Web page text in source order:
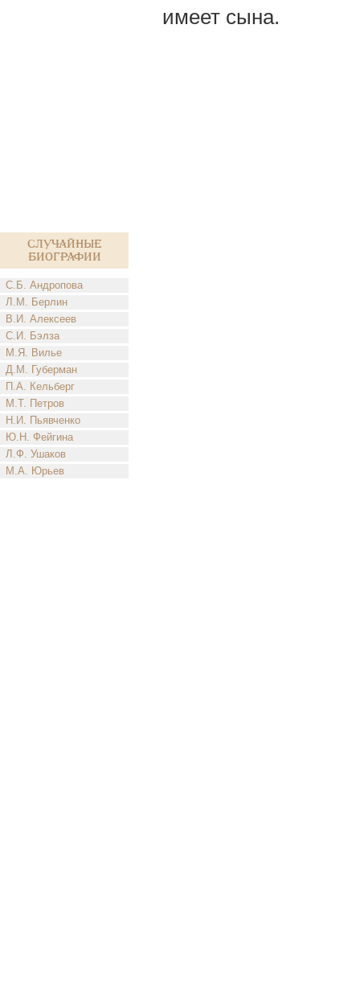
Случайные
биографии
С.Б. Андропова
Л.М. Берлин
В.И. Алексеев
С.И. Бэлза
М.Я. Вилье
Д.М. Губерман
П.А. Кельберг
М.Т. Петров
Н.И. Пьявченко
Ю.Н. Фейгина
Л.Ф. Ушаков
М.А. Юрьев
имеет сына.